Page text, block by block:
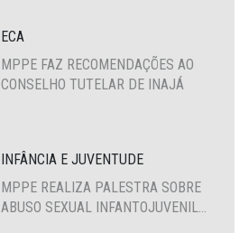
DXP and Cloud environments.
ECA
MPPE FAZ RECOMENDAÇÕES AO
CONSELHO TUTELAR DE INAJÁ
INFÂNCIA E JUVENTUDE
MPPE REALIZA PALESTRA SOBRE
ABUSO SEXUAL INFANTOJUVENIL